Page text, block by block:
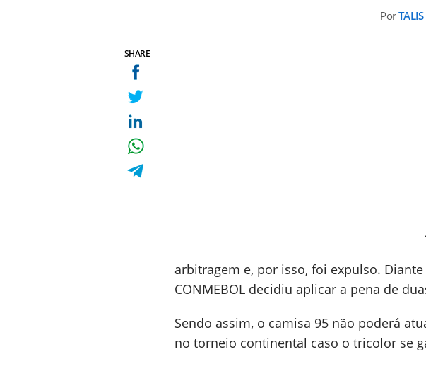
Por
SHARE
arbitragem e, por isso, foi expulso.
CONMEBOL decidiu aplicar a pena de
Sendo assim, o camisa 95 não poderá
no torneio continental caso o tricolor se